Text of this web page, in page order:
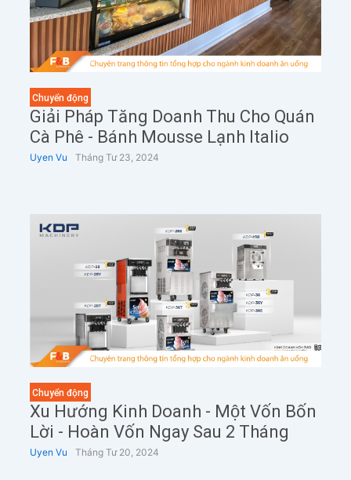
Chuyển động
Giải Pháp Tăng Doanh Thu Cho Quán
Cà Phê - Bánh Mousse Lạnh Italio
Uyen Vu Tháng Tư 23, 2024
Chuyển động
Xu Hướng Kinh Doanh - Một Vốn Bốn
Lời - Hoàn Vốn Ngay Sau 2 Tháng
Uyen Vu Tháng Tư 20, 2024